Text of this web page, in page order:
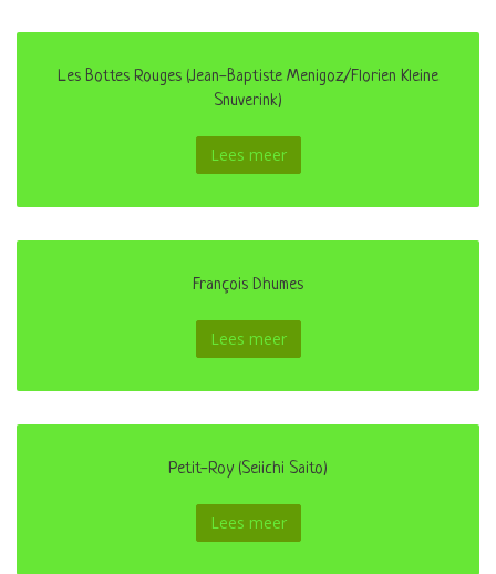
Les Bottes Rouges (Jean-Baptiste Menigoz/Florien Kleine
Snuverink)
Lees meer
François Dhumes
Lees meer
Petit-Roy (Seiichi Saito)
Lees meer